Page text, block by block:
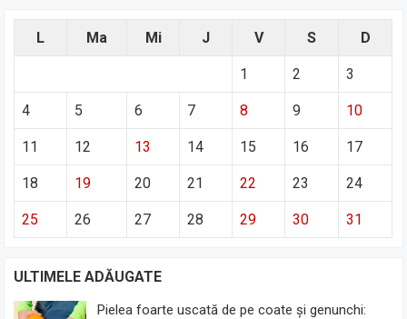
L Ma Mi J V S D
1 2 3
4 5 6 7 8 9 10
11 12 13 14 15 16 17
18 19 20 21 22 23 24
25 26 27 28 29 30 31
ULTIMELE ADĂUGATE
Pielea foarte uscată de pe coate și genunchi: